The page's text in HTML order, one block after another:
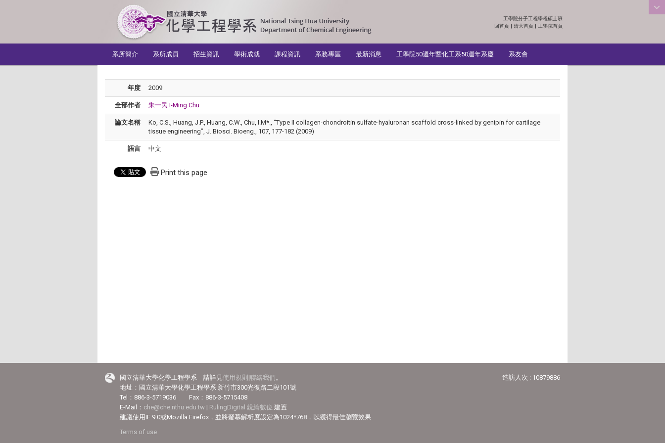
:::
工學院分子工程學程碩士班
回首頁 | 清大首頁 | 工學院首頁
系所簡介
系所成員 招生資訊 學術成就 課程資訊 系務專區 最新消息 工學院50週年暨化工系50週年系慶 系友會
年度 2009
全部作者 朱一民 I-Ming Chu
論文名稱
Ko, C.S., Huang, J.P., Huang, C.W., Chu, I.M*., “Type II collagen-chondroitin sulfate-hyaluronan scaffold cross-linked by genipin for cartilage
tissue engineering”, J. Biosci. Bioeng., 107, 177-182 (2009)
語言 中文
Print this page
國立清華大學化學工程學系 請詳見 使用規則|聯絡我們 。
地址：國立清華大學化學工程學系 新竹市300光復路二段101號
Tel：886-3-5719036 Fax：886-3-5715408
E-Mail： che@che.nthu.edu.tw | RulingDigital 銳綸數位 建置
建議使用IE 9.0或Mozilla Firefox，並將螢幕解析度設定為1024*768，以獲得最佳瀏覽效果
Terms of use
造訪人次 : 10879886